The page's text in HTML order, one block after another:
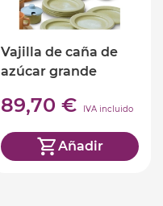
Vajilla de caña de
azúcar grande
89,70 € IVA incluido
Añadir